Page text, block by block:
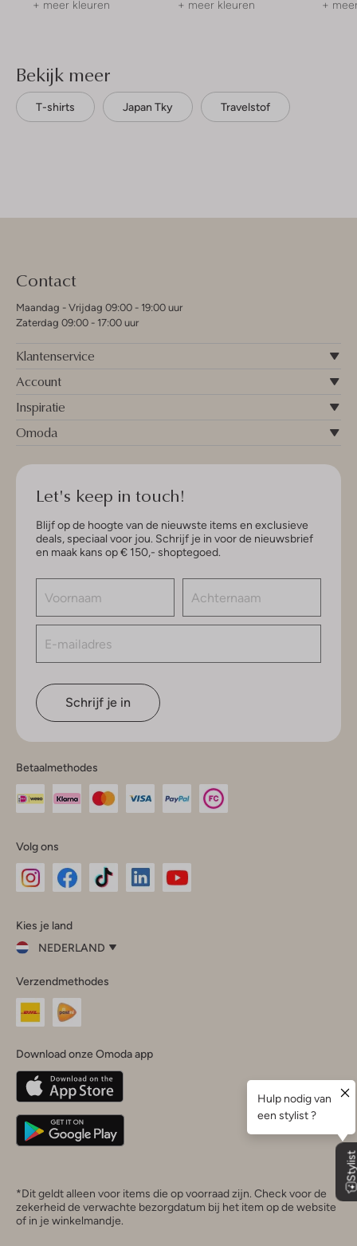
+ meer kleuren + meer kleuren +
Bekijk meer
T-shirts Japan Tky Travelstof
Contact
Maandag - Vrijdag 09:00 - 19:00 uur
Zaterdag 09:00 - 17:00 uur
Klantenservice
Account
Inspiratie
Omoda
Let's keep in touch!
Blijf op de hoogte van de nieuwste items en exclusieve
deals, speciaal voor jou. Schrijf je in voor de nieuwsbrief
en maak kans op € 150,- shoptegoed.
Schrijf je in
Betaalmethodes
Volg ons
InstagramFacebook
Kies je land
NEDERLAND
je
land
Nederland
Belgique(Français)
Deutschland
Verzendmethodes
Download onze Omoda app
*Dit geldt alleen voor items die op voorraad zijn. Check voor de
zekerheid de verwachte bezorgdatum bij het item op de website
of in je winkelmandje.